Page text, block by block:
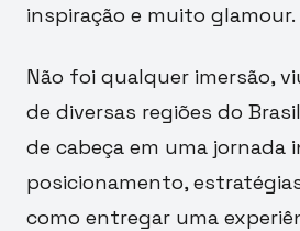
inspiração e muito glamour.
Não foi qualquer imersão,
de diversas regiões do
de cabeça em uma jornada
posicionamento,
como entregar uma